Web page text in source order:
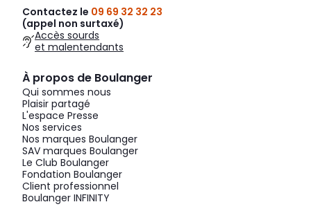
Contactez le 09 69 32 32 23
(appel non surtaxé)
Accès sourds
et malentendants
À propos de Boulanger
Qui sommes nous
Plaisir partagé
L'espace Presse
Nos services
Nos marques Boulanger
SAV marques Boulanger
Le Club Boulanger
Fondation Boulanger
Client professionnel
Boulanger INFINITY